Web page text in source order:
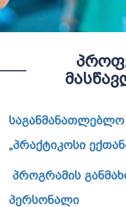
„პრაქტიკოსი
პროგრამის
პერსონალი